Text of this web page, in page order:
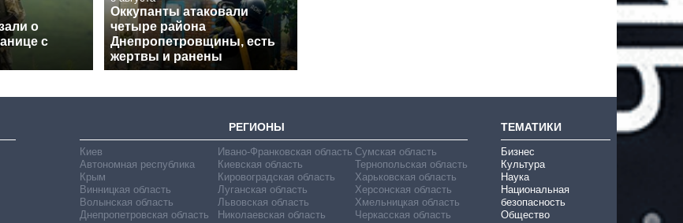
о
с
Оккупанты атаковали
четыре района
Днепропетровщины, есть
жертвы и ранены
РЕГИОНЫ
Киев
Автономная республика
Крым
Винницкая область
Волынская область
Днепропетровская область
Ивано-Франковская область
Киевская область
Кировоградская область
Луганская область
Львовская область
Николаевская область
Сумская область
Тернопольская область
Харьковская область
Херсонская область
Хмельницкая область
Черкасская область
ТЕМАТИКИ
Бизнес
Культура
Наука
Национальная
безопасность
Общество